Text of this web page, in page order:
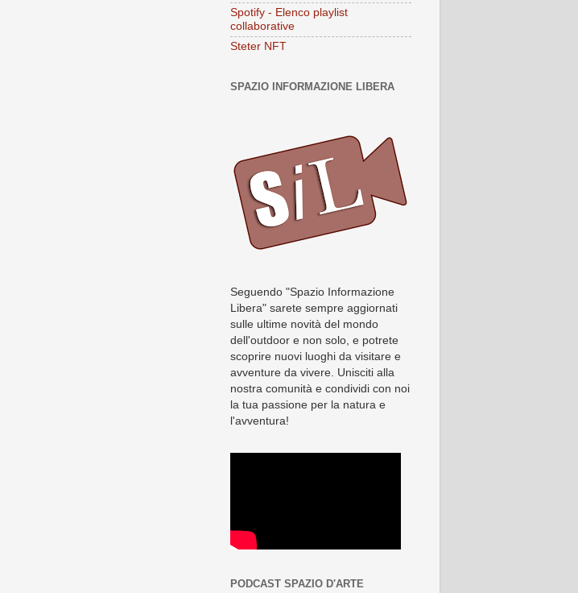
Spotify - Elenco playlist
collaborative
Steter NFT
SPAZIO INFORMAZIONE LIBERA
Seguendo "Spazio Informazione
Libera" sarete sempre aggiornati
sulle ultime novità del mondo
dell'outdoor e non solo, e potrete
scoprire nuovi luoghi da visitare e
avventure da vivere. Unisciti alla
nostra comunità e condividi con noi
la tua passione per la natura e
l'avventura!
PODCAST SPAZIO D'ARTE